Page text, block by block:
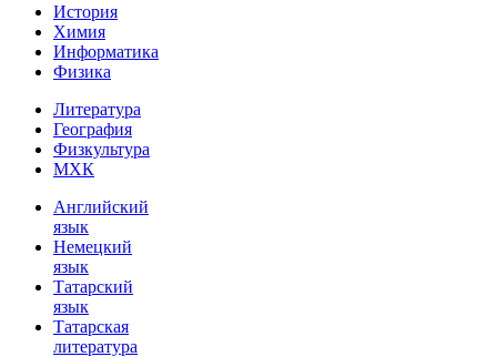
История
Химия
Информатика
Физика
Литература
География
Физкультура
МХК
Английский
язык
Немецкий
язык
Татарский
язык
Татарская
литература